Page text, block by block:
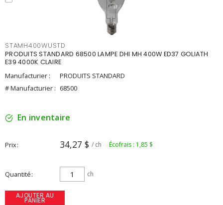
STAMH400WUSTD
PRODUITS STANDARD 68500 LAMPE DHI MH 400W ED37 GOLIATH
E39 4000K CLAIRE
Manufacturier :
PRODUITS STANDARD
# Manufacturier : 68500
En inventaire
Prix 34,27 $ / ch Écofrais : 1,85 $
Quantité ch
AJOUTER AU
PANIER